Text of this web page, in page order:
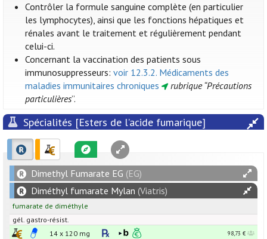
Contrôler la formule sanguine complète (en particulier
les lymphocytes), ainsi que les fonctions hépatiques et
rénales avant le traitement et régulièrement pendant
celui-ci.
Concernant la vaccination des patients sous
immunosuppresseurs:voir 12.3.2. Médicaments des
maladies immunitaires chroniques
rubrique “Précautions
particulières”.
Spécialités [Esters de l’acide fumarique]
Dimethyl Fumarate EG (EG)
Diméthyl fumarate Mylan (Viatris)
fumarate de diméthyle
gél. gastro-résist.
14 x 120 mg 98,73 €